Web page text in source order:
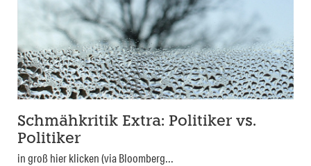
Schmähkritik Extra: Politiker vs.
Politiker
in groß hier klicken (via Bloomberg...